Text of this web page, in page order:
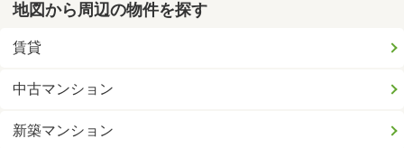
地図から周辺の物件を探す
賃貸
中古マンション
新築マンション